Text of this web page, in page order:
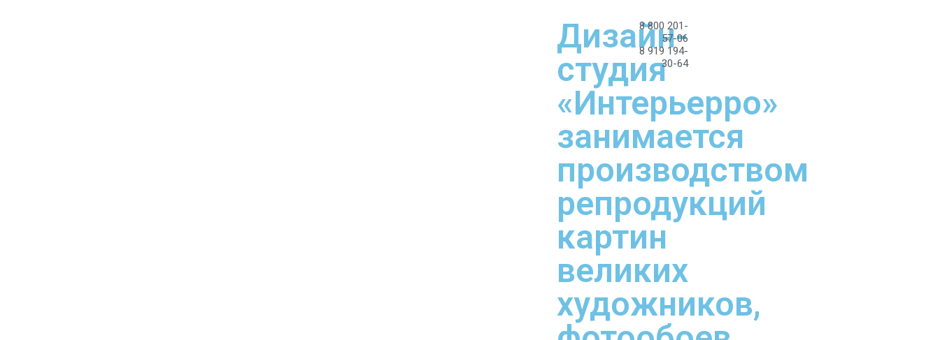
Дизайн-
студия
«Интерьерро»
занимается
производством
репродукций
картин
великих
художников,
8 800 201-
57-06
8 919 194-
30-64